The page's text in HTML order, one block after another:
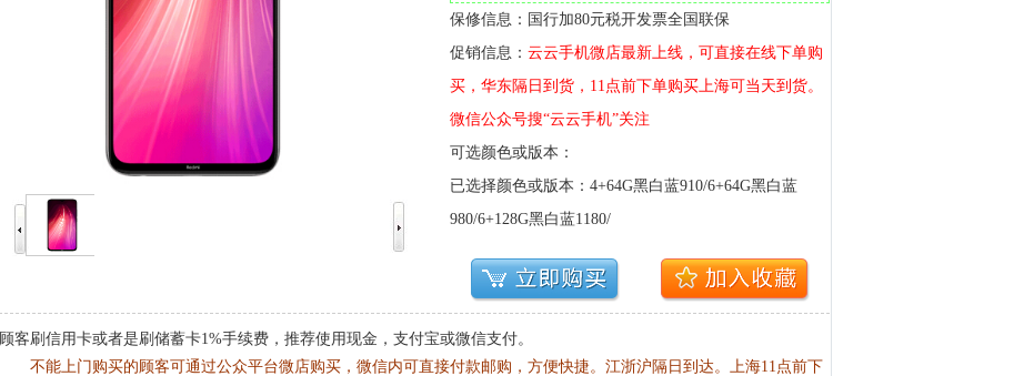
保修信息：国行加80元税开发票全国联保
促销信息： 云云手机微店最新上线，可直接在线下单购
买，华东隔日到货，11点前下单购买上海可当天到货。
微信公众号搜“云云手机”关注
可选颜色或版本：
已选择颜色或版本：4+64G黑白蓝910/6+64G黑白蓝
980/6+128G黑白蓝1180/
顾客刷信用卡或者是刷储蓄卡1%手续费，推荐使用现金，支付宝或微信支付。
不能上门购买的顾客可通过公众平台微店购买，微信内可直接付款邮购，方便快捷。江浙沪隔日到达。上海11点前下